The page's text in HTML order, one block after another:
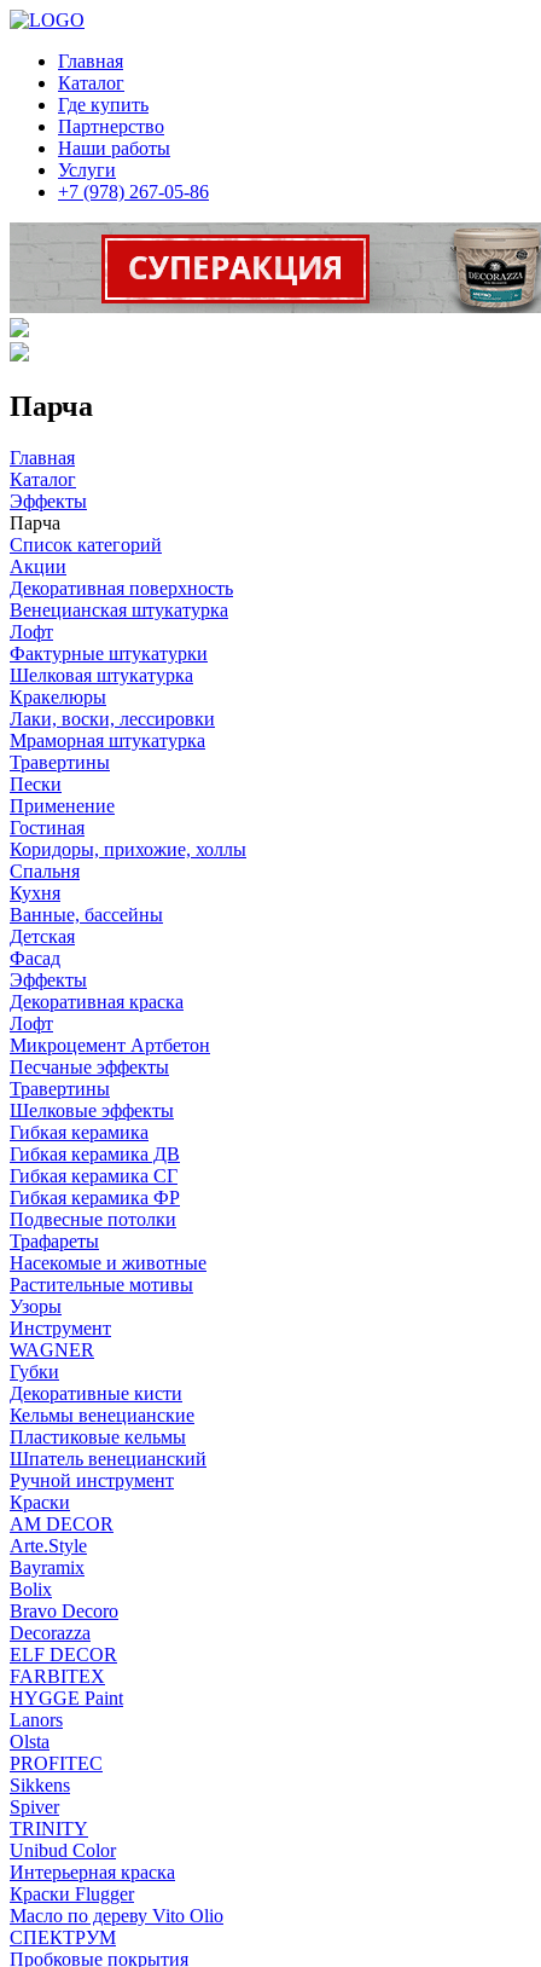
Главная
Каталог
Где купить
Партнерство
Наши работы
Услуги
+7 (978) 267-05-86
Парча
Главная
Каталог
Эффекты
Парча
Список категорий
Акции
Декоративная поверхность
Венецианская штукатурка
Лофт
Фактурные штукатурки
Шелковая штукатурка
Кракелюры
Лаки, воски, лессировки
Мраморная штукатурка
Травертины
Пески
Применение
Гостиная
Коридоры, прихожие, холлы
Спальня
Кухня
Ванные, бассейны
Детская
Фасад
Эффекты
Декоративная краска
Лофт
Микроцемент Артбетон
Песчаные эффекты
Травертины
Шелковые эффекты
Гибкая керамика
Гибкая керамика ДВ
Гибкая керамика СГ
Гибкая керамика ФР
Подвесные потолки
Трафареты
Насекомые и животные
Растительные мотивы
Узоры
Инструмент
WAGNER
Губки
Декоративные кисти
Кельмы венецианские
Пластиковые кельмы
Шпатель венецианский
Ручной инструмент
Краски
AM DECOR
Arte.Style
Bayramix
Bolix
Bravo Decoro
Decorazza
ELF DECOR
FARBITEX
HYGGE Paint
Lanors
Olsta
PROFITEC
Sikkens
Spiver
TRINITY
Unibud Color
Интерьерная краска
Краски Flugger
Масло по дереву Vito Olio
СПЕКТРУМ
Пробковые покрытия